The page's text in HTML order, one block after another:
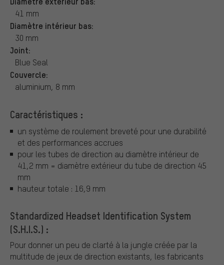
41 mm
Diamètre intérieur bas:
30 mm
Joint:
Blue Seal
Couvercle:
aluminium, 8 mm
Caractéristiques :
un système de roulement breveté pour une durabilité
et des performances accrues
pour les tubes de direction au diamètre intérieur de
41,2 mm = diamètre extérieur du tube de direction 45
mm
hauteur totale : 16,9 mm
Standardized Headset Identification System
(S.H.I.S.) :
Pour donner un peu de clarté à la jungle créée par la
multitude de jeux de direction existants, les fabricants